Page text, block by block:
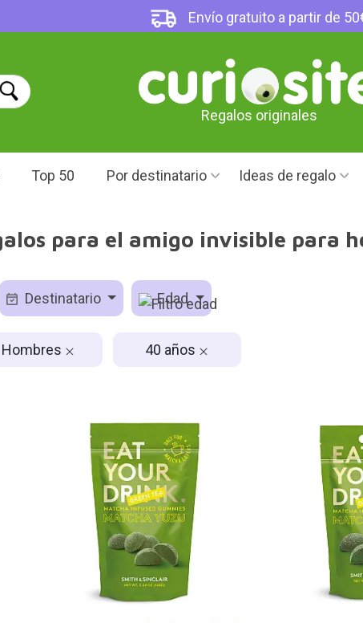
Envío gratuito a partir de
Regalos originales
Top 50 Por destinatario Ideas de regalo
para el amigo invisible para
Destinatario Edad
Hombres 40 años